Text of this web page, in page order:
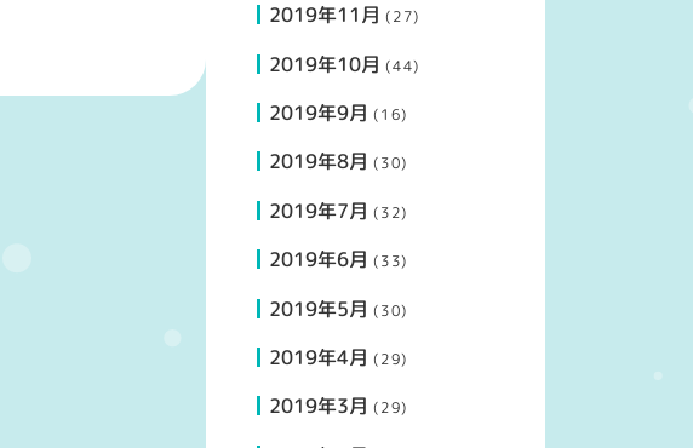
2019年11月 (27)
2019年10月 (44)
2019年9月 (16)
2019年8月 (30)
2019年7月 (32)
2019年6月 (33)
2019年5月 (30)
2019年4月 (29)
2019年3月 (29)